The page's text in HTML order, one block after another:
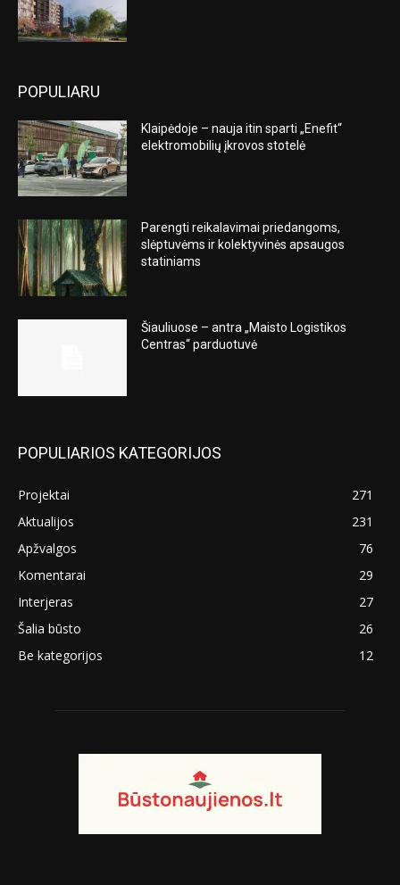
POPULIARU
Klaipėdoje – nauja itin sparti „Enefit“
elektromobilių įkrovos stotelė
Parengti reikalavimai priedangoms,
slėptuvėms ir kolektyvinės apsaugos
statiniams
Šiauliuose – antra „Maisto Logistikos
Centras“ parduotuvė
POPULIARIOS KATEGORIJOS
Projektai
271
Aktualijos
231
Apžvalgos
76
Komentarai
29
Interjeras
27
Šalia būsto
26
Be kategorijos
12